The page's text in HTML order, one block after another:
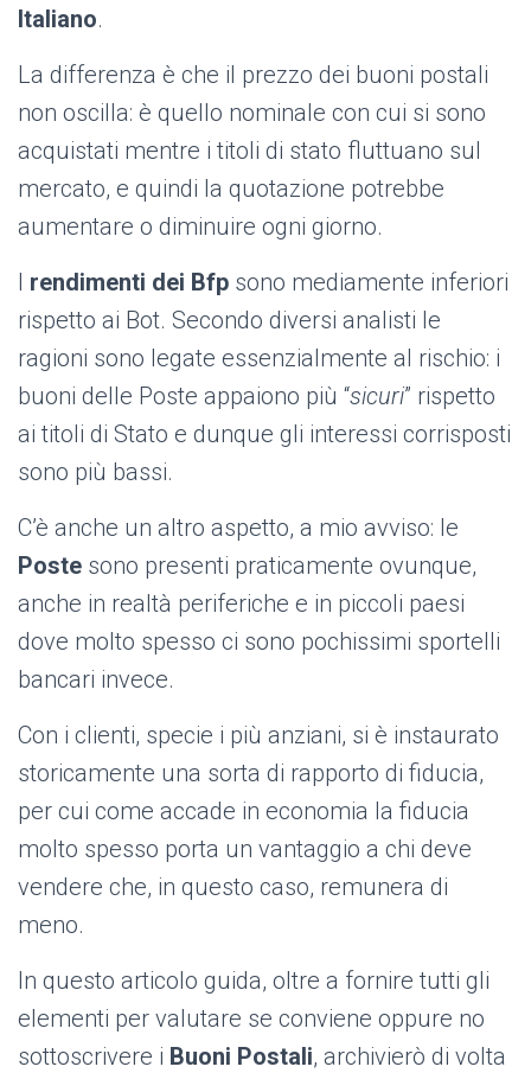
Italiano.
La differenza è che il prezzo dei buoni postali
non oscilla: è quello nominale con cui si sono
acquistati mentre i titoli di stato fluttuano sul
mercato, e quindi la quotazione potrebbe
aumentare o diminuire ogni giorno.
I rendimenti dei Bfp sono mediamente inferiori
rispetto ai Bot. Secondo diversi analisti le
ragioni sono legate essenzialmente al rischio: i
buoni delle Poste appaiono più “sicuri” rispetto
ai titoli di Stato e dunque gli interessi corrisposti
sono più bassi.
C’è anche un altro aspetto, a mio avviso: le
Poste sono presenti praticamente ovunque,
anche in realtà periferiche e in piccoli paesi
dove molto spesso ci sono pochissimi sportelli
bancari invece.
Con i clienti, specie i più anziani, si è instaurato
storicamente una sorta di rapporto di fiducia,
per cui come accade in economia la fiducia
molto spesso porta un vantaggio a chi deve
vendere che, in questo caso, remunera di
meno.
In questo articolo guida, oltre a fornire tutti gli
elementi per valutare se conviene oppure no
sottoscrivere i Buoni Postali, archivierò di volta